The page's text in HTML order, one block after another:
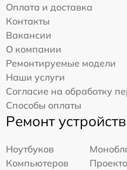
Оплата и доставка
Контакты
Вакансии
О компании
Ремонтируемые модели
Наши услуги
Согласие на обработку
Способы оплаты
Ремонт устройств
Ноутбуков
Компьютеров